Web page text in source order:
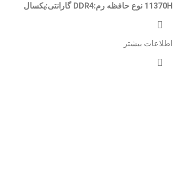
11370H نوع حافظه رم:DDR4 گارانتی:یکسال
اطلاعات بیشتر